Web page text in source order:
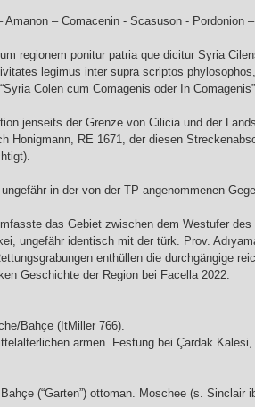
– Comacenin - Scasuson - Pordonion
regionem ponitur patria que dicitur Syria
legimus inter supra scriptos
Colen cum Comagenis oder In
jenseits der Grenze von Cilicia und der
Honigmann, RE 1671, der diesen
in der von der TP angenommenen
das Gebiet zwischen dem Westufer
ungefähr identisch mit der türk. Prov.
enthüllen die durchgängige
Geschichte der Region bei Facella 2022.
Bahçe (ItMiller 766).
armen. Festung bei Çardak
(“Garten”) ottoman. Moschee (s. Sinclair